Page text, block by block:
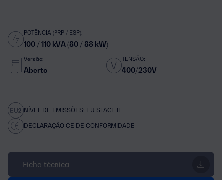
POTÊNCIA (PRP / ESP):
100 / 110 kVA (80 / 88 kW)
Versão:
Aberto
TENSÃO:
400/230V
NÍVEL DE EMISSÕES: EU STAGE II
DECLARAÇÃO CE DE CONFORMIDADE
Ficha técnica